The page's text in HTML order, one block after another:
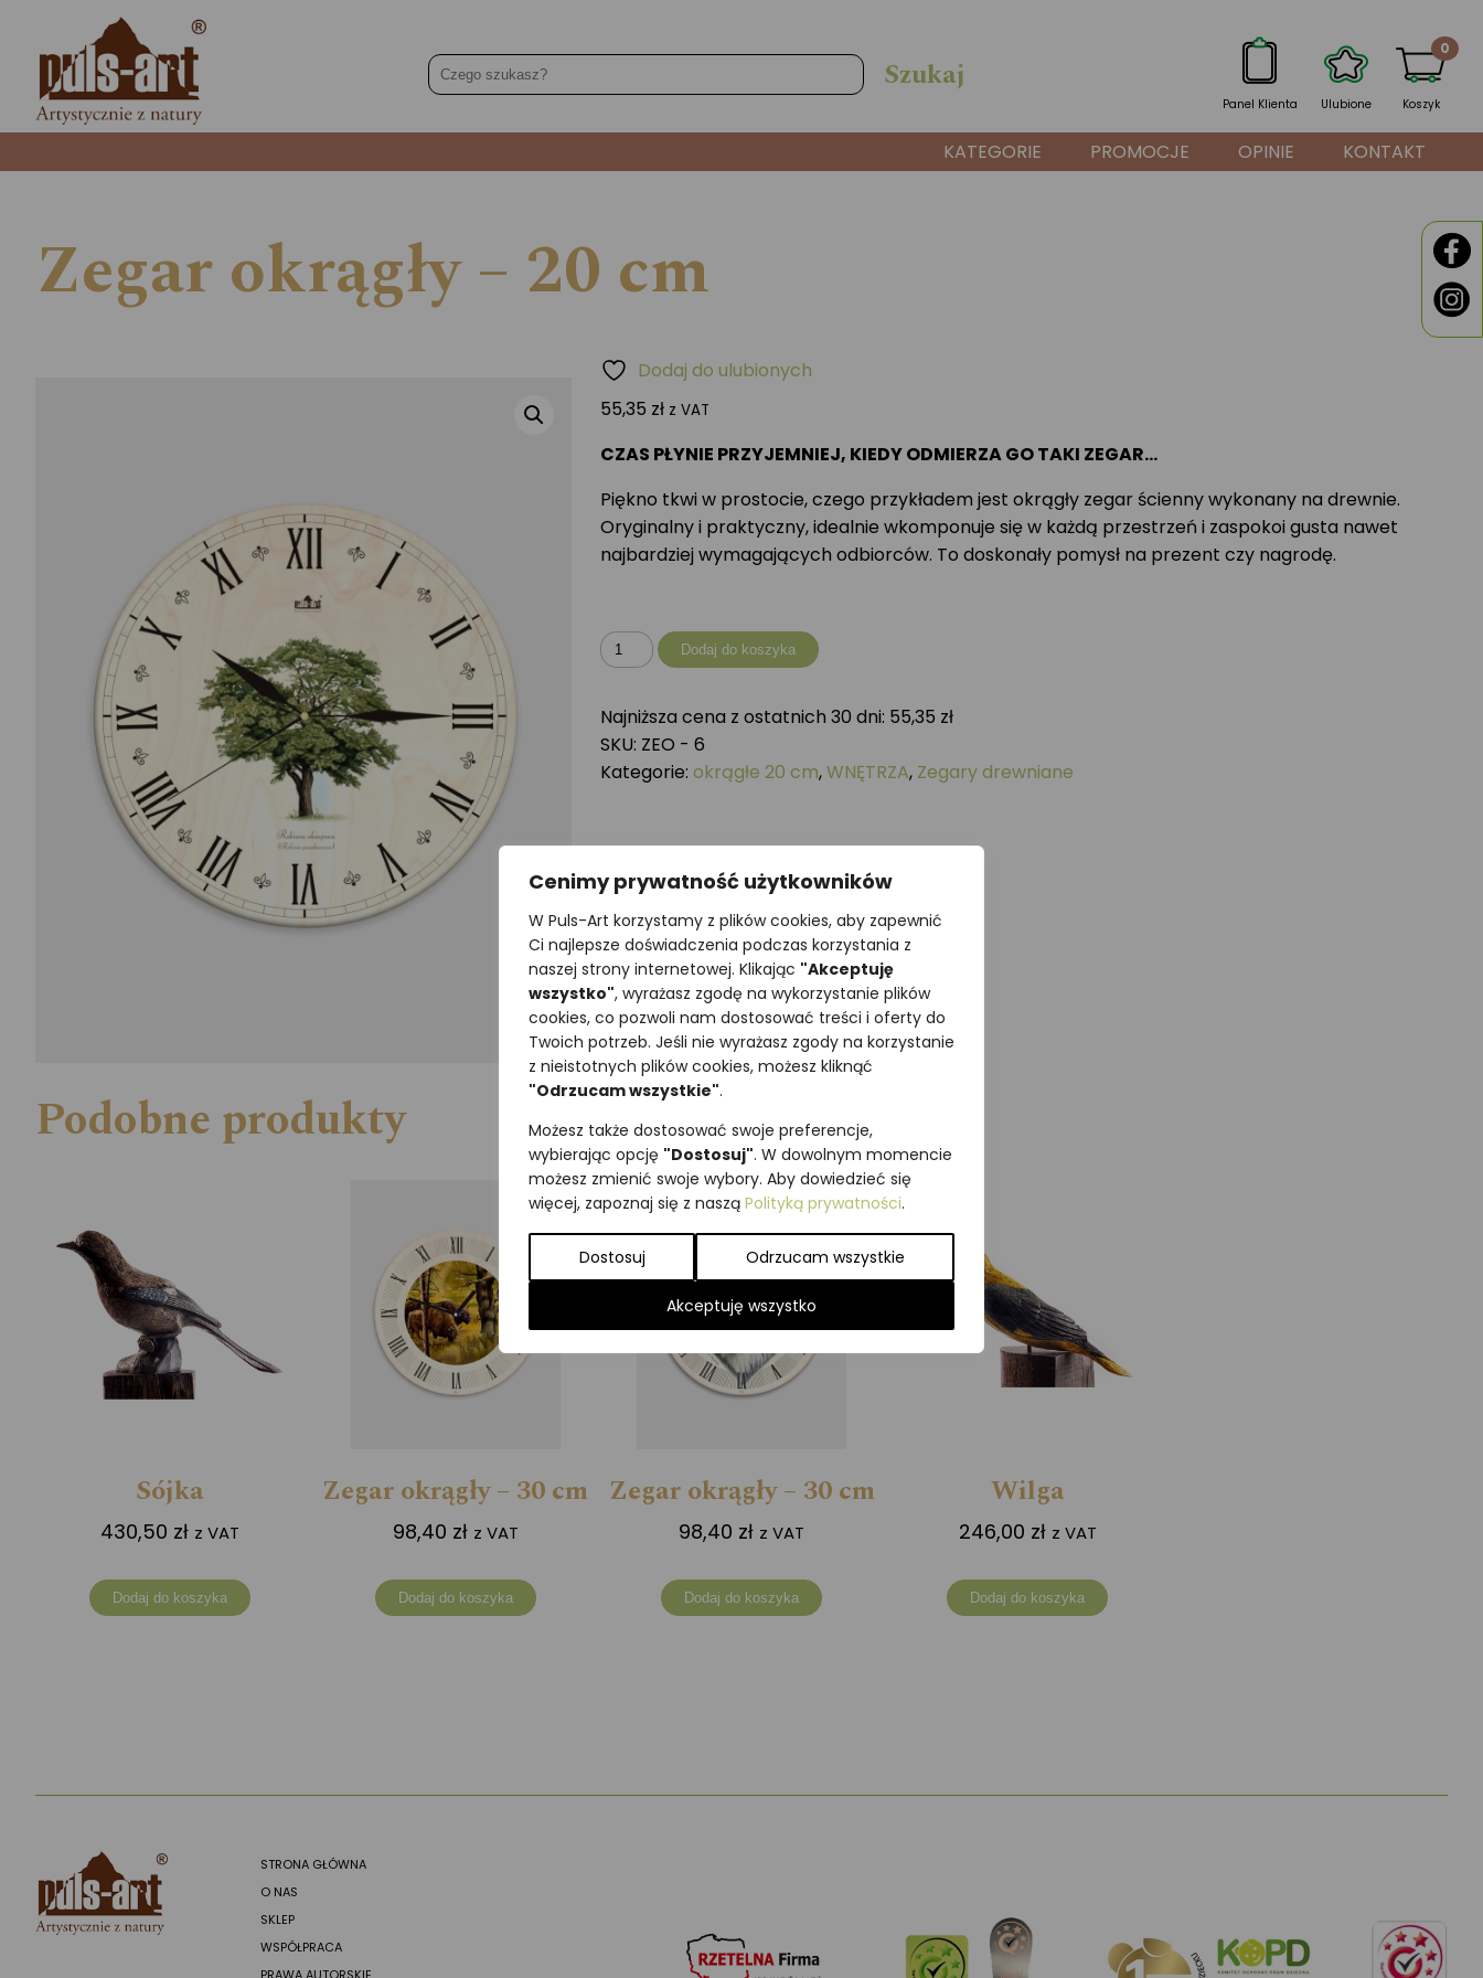
Cenimy prywatność użytkowników
W Puls-Art korzystamy z plików cookies, aby zapewnić
Ci najlepsze doświadczenia podczas korzystania z
naszej strony internetowej. Klikając "Akceptuję
wszystko", wyrażasz zgodę na wykorzystanie plików
cookies, co pozwoli nam dostosować treści i oferty do
Twoich potrzeb. Jeśli nie wyrażasz zgody na korzystanie
z nieistotnych plików cookies, możesz kliknąć
"Odrzucam wszystkie".
Możesz także dostosować swoje preferencje,
wybierając opcję "Dostosuj". W dowolnym momencie
możesz zmienić swoje wybory. Aby dowiedzieć się
więcej, zapoznaj się z naszą Polityką prywatności.
Dostosuj Odrzucam wszystkie
Akceptuję wszystko
Panel Klienta Ulubione Koszyk
0
KATEGORIE PROMOCJE OPINIE KONTAKT
Zegar okrągły – 20 cm
55,35 zł z VAT
CZAS PŁYNIE PRZYJEMNIEJ, KIEDY ODMIERZA GO TAKI ZEGAR…
Piękno tkwi w prostocie, czego przykładem jest okrągły zegar ścienny wykonany na drewnie.
Oryginalny i praktyczny, idealnie wkomponuje się w każdą przestrzeń i zaspokoi gusta nawet
najbardziej wymagających odbiorców. To doskonały pomysł na prezent czy nagrodę.
ilość
Zegar
-
20
cm
Dodaj do koszyka
Dodaj do ulubionych
Najniższa cena z ostatnich 30 dni: 55,35 zł
SKU: ZEO - 6
Kategorie: okrągłe 20 cm,WNĘTRZA, Zegary drewniane
Podobne produkty
Sójka
430,50 zł z VAT
Dodaj do koszyka
Zegar okrągły – 30 cm
98,40 zł z VAT
Dodaj do koszyka
Zegar okrągły – 30 cm
98,40 zł z VAT
Dodaj do koszyka
Wilga
246,00 zł z VAT
Dodaj do koszyka
STRONA GŁÓWNA
O NAS
SKLEP
WSPÓŁPRACA
PRAWA AUTORSKIE